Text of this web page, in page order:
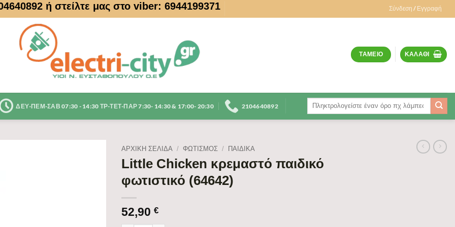
ή στείλτε μας στο viber: 6944199371 Σύνδεση / Εγγραφή
ΤΑΜΕΊΟ ΚΑΛΆΘΙ
ΔΕΥ-ΠΕΜ-ΣΑΒ 07:30 - 14:30 ΤΡ-ΤΕΤ-ΠΑΡ 7:30- 14:30 & 17:00- 20:30 2104640892
Αναζήτηση
ΑΡΧΙΚΉ ΣΕΛΊΔΑ / ΦΩΤΙΣΜΟΣ / ΠΑΙΔΙΚΆ
Little Chicken κρεμαστό παιδικό
φωτιστικό (64642)
52,90 €